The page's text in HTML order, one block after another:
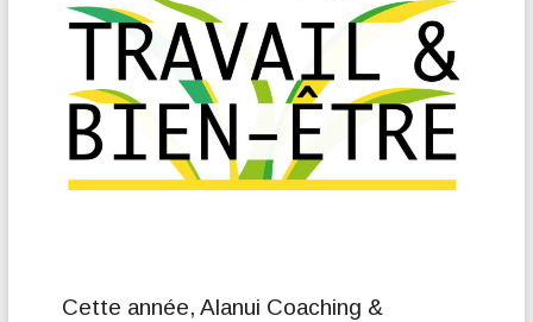
Cette année, Alanui Coaching &